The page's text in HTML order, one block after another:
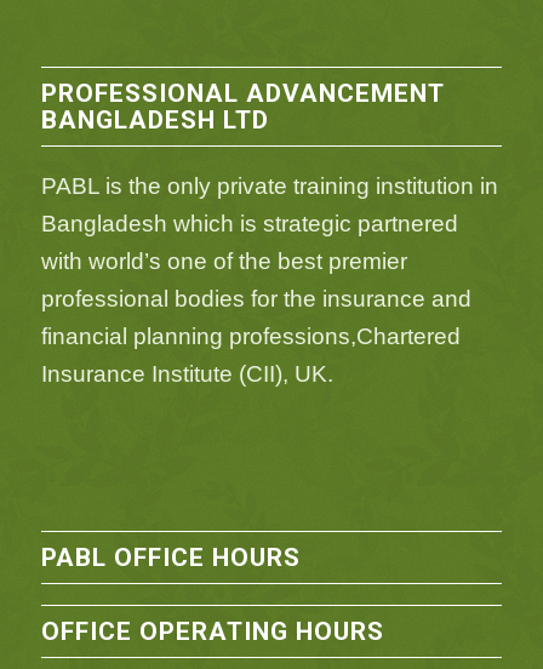
PROFESSIONAL ADVANCEMENT
BANGLADESH LTD
PABL is the only private training institution in
Bangladesh which is strategic partnered
with world’s one of the best premier
professional bodies for the insurance and
financial planning professions,Chartered
Insurance Institute (CII), UK.
PABL OFFICE HOURS
OFFICE OPERATING HOURS